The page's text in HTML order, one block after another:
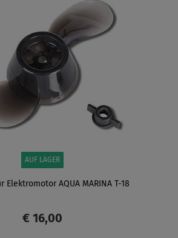
AUF LAGER
Elektromotor AQUA MARINA T-18
€ 16,00